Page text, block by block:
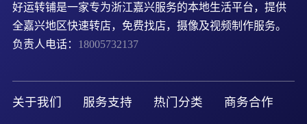
好运转铺是一家专为浙江嘉兴服务的本地生活平台，提供
全嘉兴地区快速转店，免费找店，摄像及视频制作服务。
负责人电话： 18005732137
关于我们 服务支持 热门分类 商务合作